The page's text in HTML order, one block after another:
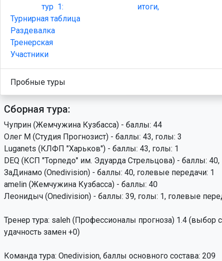
тур1:
итоги,
Турнирная таблица
Раздевалка
Тренерская
Участники
Пробные туры
Сборная тура:
Чуприн (Жемчужина Кузбасса) - баллы: 44
Олег М (Студия Прогнозист) - баллы: 43, голы: 3
Luganets (КЛФП "Харьков") - баллы: 43, голы: 1
DEQ (КСП "Торпедо" им. Эдуарда Стрельцова) - баллы: 40,
ЗаДинамо (Onedivision) - баллы: 40, голевые передачи: 1
аmelin (Жемчужина Кузбасса) - баллы: 40
Леонидыч (Onedivision) - баллы: 39, голы: 1, голевые
Тренер тура: saleh (Профессионалы прогноза) 1.4 (выбор
удачность замен +0)
Команда тура: Onedivision, баллы основного состава: 209